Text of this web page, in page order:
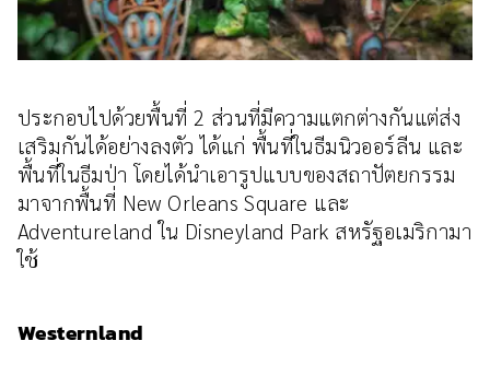
ประกอบไปด้วยพื้นที่ 2 ส่วนที่มีความแตกต่างกันแต่ส่ง
เสริมกันได้อย่างลงตัว ได้แก่ พื้นที่ในธีมนิวออร์ลีน และ
พื้นที่ในธีมป่า โดยได้นำเอารูปแบบของสถาปัตยกรรม
มาจากพื้นที่ New Orleans Square และ
Adventureland ใน Disneyland Park สหรัฐอเมริกามา
ใช้
Westernland